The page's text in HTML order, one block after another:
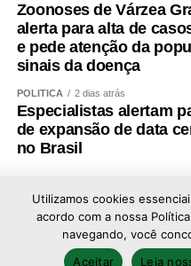
Zoonoses de Várzea
alerta para alta de
e pede atenção da
sinais da doença
POLÍTICA 2 dias atrás
Especialistas alertam
de expansão de data
no Brasil
Copyright © 2026 -
Utilizamos cookies
acordo com a nossa
navegando, você
Aceitar
Leia